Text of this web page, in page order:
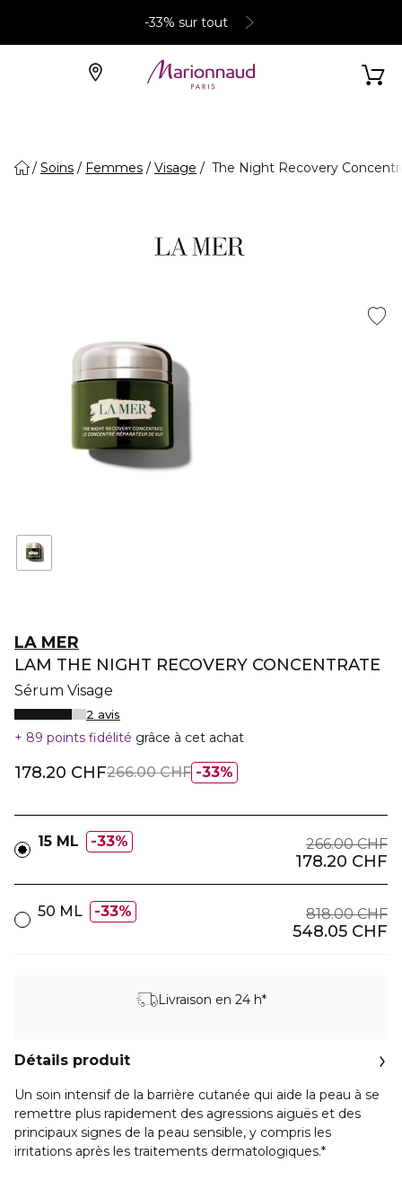
-33% sur tout
Soins Femmes Visage The Night Recovery
LA MER
LAM THE NIGHT RECOVERY CONCENTRATE
Sérum Visage
2 avis
89 points fidélité grâce à cet achat
33%
178.20 CHF266.00 CHF
15 ML 33% 266.00 CHF
178.20 CHF
50 ML 33% 818.00 CHF
548.05 CHF
Livraison en 24 h*
Détails produit
Un soin intensif de la barrière cutanée qui aide la peau à se
remettre plus rapidement des agressions aiguës et des
principaux signes de la peau sensible, y compris les
irritations après les traitements dermatologiques.*